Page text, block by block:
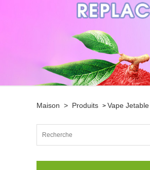
Maison > Produits > Vape Jetable